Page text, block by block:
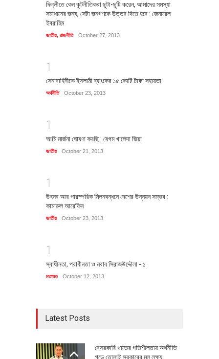
দিল্লীতে কেন কুটনীতিকরা ছুটা-ছুটি করেন, আমাদের সমস্যা
সমাধানের জন্য, সেটা জনগণকে উত্তর দিতে হবে : জেনারেল
ইবরাহিম
জাতীয়, রাজনীতি October 27, 2013
1
সেনাবাহিনীকে ইসলামী ব্যাংকের ১৫ কোটি টাকা সহায়তা
অর্থনীতি October 23, 2013
1
আমি মার্জনা ঘোষণা করছি : বেগম খালেদা জিয়া
জাতীয় October 21, 2013
1
উৎসব আর পারস্পরিক মিলনবন্ধনে দেশের উন্নয়ন সম্ভব :
কামারুল আরেফিন
জাতীয় October 23, 2013
1
স্বাধীনতা, পরাধীনতা ও নবাব সিরাজউদ্দৌলা - ১
মতামত October 12, 2013
Latest Posts
বেসরকারি খাতের গতিশীলতায় অর্থনীতি
গড়ে তোলাই সরকারের মূল লক্ষ্য: